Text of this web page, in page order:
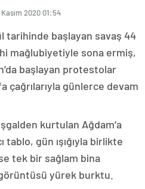
2020 01:54
tarihinde başlayan savaş 44
mağlubiyetiyle sona ermiş,
başlayan protestolar
çağrılarıyla günlerce devam
kurtulan Ağdam’a
gün ışığıyla birlikte
tek bir sağlam bina
yürek burktu.